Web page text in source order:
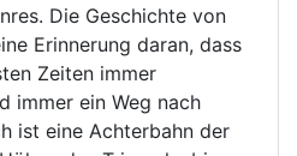
Die Geschichte von
Erinnerung daran, dass
Zeiten immer
immer ein Weg nach
ist eine Achterbahn der